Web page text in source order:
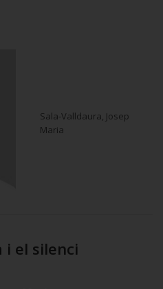
Sala-Valldaura, Josep
Maria
i el silenci